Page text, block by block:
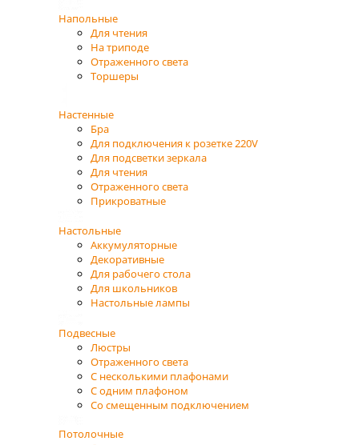
Напольные
Для чтения
На триподе
Отраженного света
Торшеры
Настенные
Бра
Для подключения к розетке 220V
Для подсветки зеркала
Для чтения
Отраженного света
Прикроватные
Настольные
Аккумуляторные
Декоративные
Для рабочего стола
Для школьников
Настольные лампы
Подвесные
Люстры
Отраженного света
С несколькими плафонами
С одним плафоном
Со смещенным подключением
Потолочные